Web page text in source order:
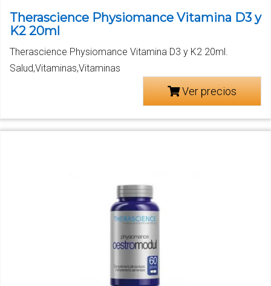
Therascience Physiomance Vitamina D3 y
K2 20ml
Therascience Physiomance Vitamina D3 y K2 20ml.
Salud,Vitaminas,Vitaminas
Ver precios